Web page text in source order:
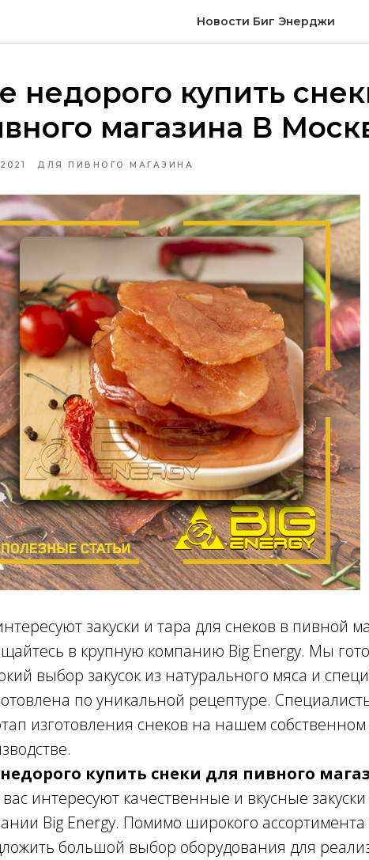
Новости Биг Энерджи
недорого купить
магазина В
ДЛЯ ПИВНОГО МАГАЗИНА
закуски и тара для снеков в пивной
в крупную компанию Big Energy. Мы
выбор закусок из натурального мяса и
по уникальной рецептуре.
изготовления снеков на нашем
купить снеки для пивного
интересуют качественные и вкусные
Big Energy. Помимо широкого ассортимента
большой выбор оборудования для